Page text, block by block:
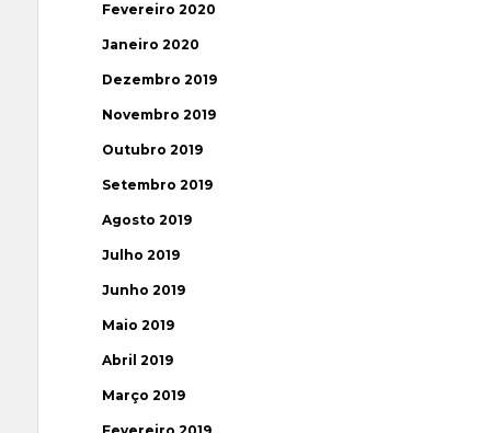
Fevereiro 2020
Janeiro 2020
Dezembro 2019
Novembro 2019
Outubro 2019
Setembro 2019
Agosto 2019
Julho 2019
Junho 2019
Maio 2019
Abril 2019
Março 2019